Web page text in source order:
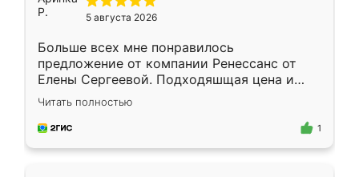
5 августа 2026
Больше всех мне понравилось
предложение от компании Ренессанс от
Елены Сергеевой. Подходяшщая цена и
короткие сроки изготовления. Приехавший
для замера сотрудник Владислав
предложил по моему эскизу самый
Читать полностью
1